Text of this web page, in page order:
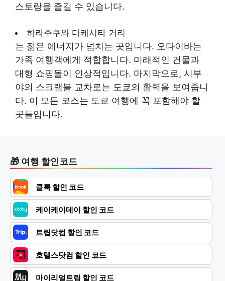
스토랑을 즐길 수 있습니다.
하라주쿠와 다케시타 거리
는 젊은 에너지가 넘치는 곳입니다. 오다이바는
가족 여행객에게 적합합니다. 미래적인 건물과
대형 쇼핑몰이 인상적입니다. 마지막으로, 시부
야의 스크램블 교차로는 도쿄의 활력을 보여줍니
다. 이 모든 코스는 도쿄 여행에 꼭 포함해야 할
곳들입니다.
여행 할인코드
클룩 할인 코드
케이케이데이 할인 코드
트립닷컴 할인 코드
호텔스닷컴 할인 코드
마이리얼트립 할인 코드